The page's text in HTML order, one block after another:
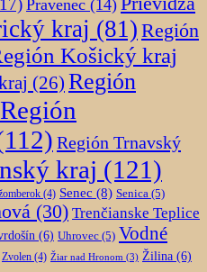
Pravenec (14)
kraj (81) Región
Košický kraj
(26) Región
Región
Región Trnavský
kraj (121)
(4) Senec (8) Senica (5)
(30) Trenčianske Teplice
(6) Uhrovec (5) Vodné
Zvolen (4) Žiar nad Hronom (3) Žilina (6)